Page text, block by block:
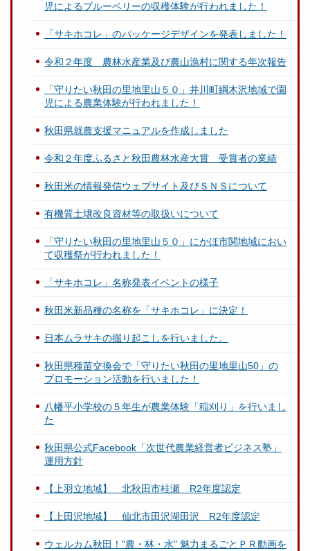
児によるブルーベリーの収穫体験が行われました！
「サキホコレ」のパッケージデザインを発表しました！
令和２年度 農林水産業及び農山漁村に関する年次報告
「守りたい秋田の里地里山５０」井川町綱木沢地域で園
児による農業体験が行われました！
秋田県就農支援マニュアルを作成しました
令和２年度ふるさと秋田農林水産大賞 受賞者の業績
秋田米の情報発信ウェブサイト及びＳＮＳについて
有機質土壌改良資材等の取扱いについて
「守りたい秋田の里地里山５０」にかほ市関地域におい
て収穫祭が行われました！
「サキホコレ」名称発表イベントの様子
秋田米新品種の名称を「サキホコレ」に決定！
日本ムラサキの掘り起こしを行いました。
秋田県種苗交換会で「守りたい秋田の里地里山50」の
プロモーション活動を行いました！
八幡平小学校の５年生が農業体験「稲刈り」を行いまし
た
秋田県公式Facebook「次世代農業経営者ビジネス塾」
運用方針
【上羽立地域】 北秋田市桂瀬 R2年度認定
【上田沢地域】 仙北市田沢湖田沢 R2年度認定
ウェルカム秋田！"農・林・水" 魅力まるごとＰＲ動画を